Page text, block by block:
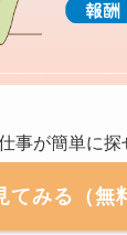
事が簡単に探
てみる（無